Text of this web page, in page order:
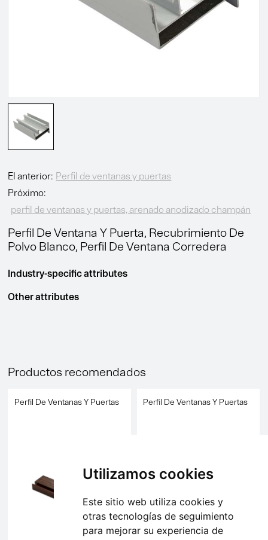
Utilizamos cookies
Este sitio web utiliza cookies y
otras tecnologías de seguimiento
para mejorar su experiencia de
Perfil De Ventana Y Puerta, Recubrimiento De
Polvo Blanco, Perfil De Ventana Corredera
Industry-specific attributes
Other attributes
El anterior: Perfil de ventanas y puertas
Próximo:
perfil de ventanas y puertas, arenado anodizado champán
Productos recomendados
Perfil De Ventanas Y Puertas Perfil De Ventanas Y Puertas